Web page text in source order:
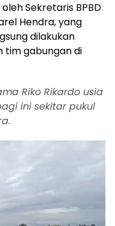
Sekretaris BPBD
Hendra, yang
dilakukan
tim gabungan di
Riko Rikardo usia
ini sekitar pukul